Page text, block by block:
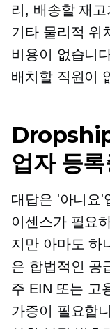
리, 배송할 재
기타 물리적 위
비용이 없습니
배치할 직원이
업자 등
대답은 '아니요'
이센스가 필요
지만 아마도 하
은 합법적인 공
주 EIN 또는 고
가증이 필요합